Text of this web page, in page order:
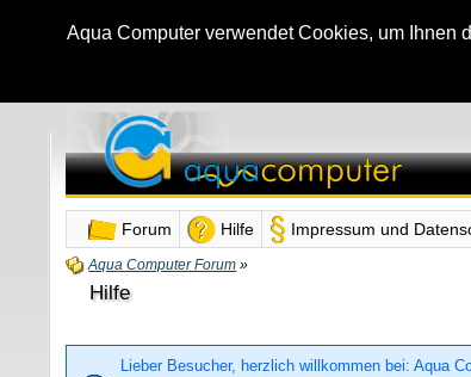
Aqua Computer verwendet Cookies, um Ihnen
Forum Hilfe Impressum und
Aqua Computer Forum »
Hilfe
Lieber Besucher, herzlich willkommen bei: Aqua